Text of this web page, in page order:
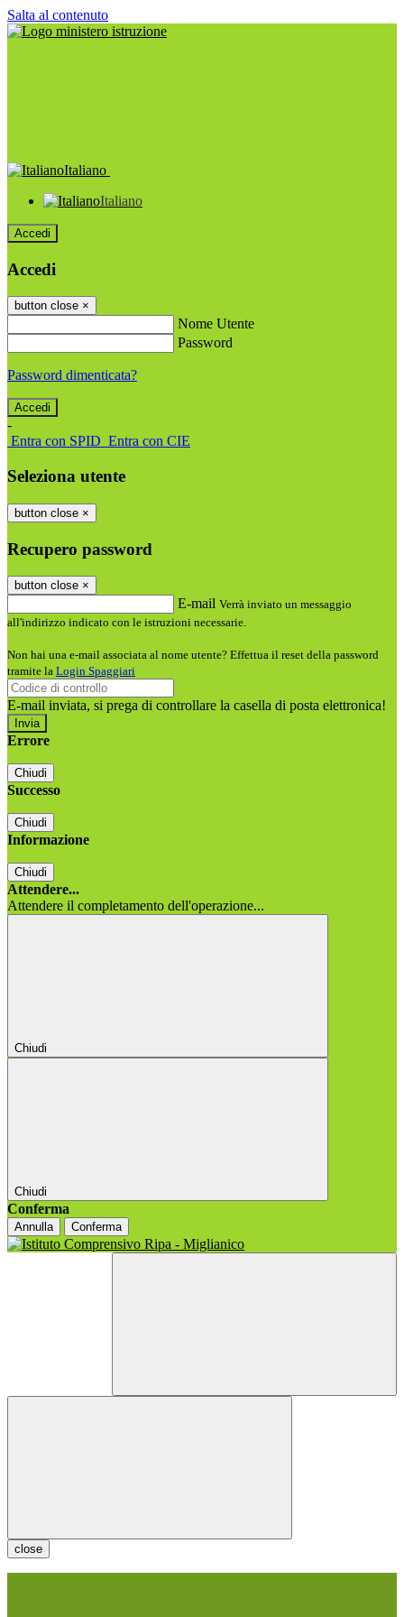
Salta al contenuto
Italiano
Italiano
Accedi
Accedi
button close ×
Nome Utente
Password
Password dimenticata?
-
Entra con SPID Entra con CIE
Seleziona utente
button close ×
Recupero password
button close ×
E-mail Verrà inviato un messaggio
all'indirizzo indicato con le istruzioni necessarie.
Non hai una e-mail associata al nome utente? Effettua il reset della password
tramite la Login Spaggiari
E-mail inviata, si prega di controllare la casella di posta elettronica!
Errore
Chiudi
Successo
Chiudi
Informazione
Chiudi
Attendere...
Attendere il completamento dell'operazione...
Chiudi
Chiudi
Conferma
Annulla Conferma
close